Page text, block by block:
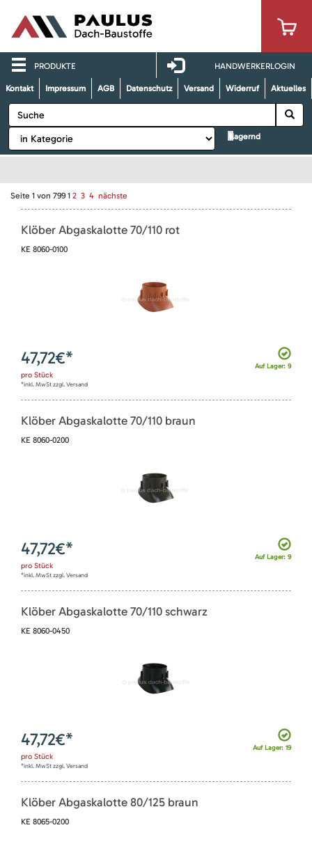
PRODUKTE HANDWERKERLOGIN
Kontakt Impressum AGB Datenschutz Versand Widerruf Aktuelles
lagernd
Seite 1 von 799 1 2 3 4 nächste
Klöber Abgaskalotte 70/110 rot
KE 8060-0100
Auf Lager: 9
47,72€*
pro Stück
*inkl. MwSt zzgl. Versand
Klöber Abgaskalotte 70/110 braun
KE 8060-0200
Auf Lager: 9
47,72€*
pro Stück
*inkl. MwSt zzgl. Versand
Klöber Abgaskalotte 70/110 schwarz
KE 8060-0450
Auf Lager: 19
47,72€*
pro Stück
*inkl. MwSt zzgl. Versand
Klöber Abgaskalotte 80/125 braun
KE 8065-0200